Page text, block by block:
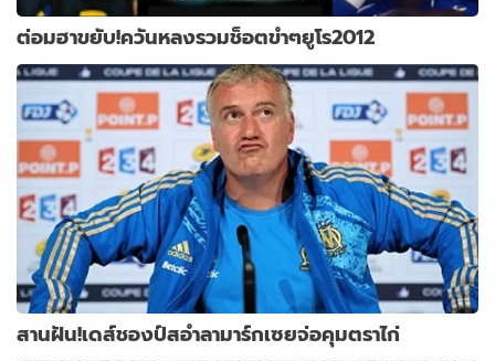
ต่อมฮาขยับ!ควันหลงรวมช็อตขำๆยูโร2012
สานฝัน!เดส์ชองป์สอำลามาร์กเซยจ่อคุมตราไก่